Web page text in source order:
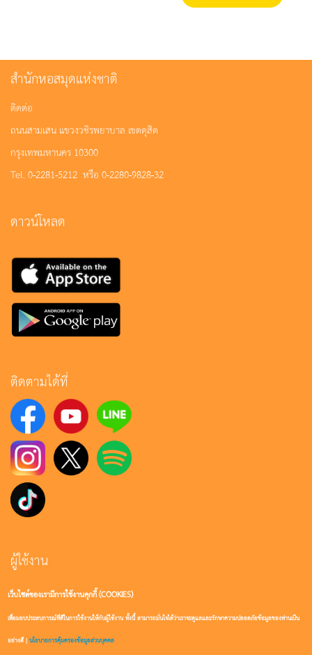
สำนักหอสมุดแห่งชาติ
ติดต่อ
ถนนสามเสน แขวงวชิรพยาบาล เขตดุสิต
กรุงเทพมหานคร 10300
Tel. 0-2281-5212 หรือ 0-2280-9828-32
ดาวน์โหลด
ติดตามได้ที่
ผู้ใช้งาน
เข้าสู่ระบบ
สมัครสมาชิก
เว็บไซต์ของเรามีการใช้งานคุกกี้ (COOKIES)
เพื่อมอบประสบการณ์ที่ดีในการใช้งานให้กับผู้ใช้งาน ทั้งนี้ สามารถมั่นใจได้ว่าเราจะดูแลและรักษาความปลอดภัยข้อมูลของท่านเป็น
อย่างดี |นโยบายการคุ้มครองข้อมูลส่วนบุคคล